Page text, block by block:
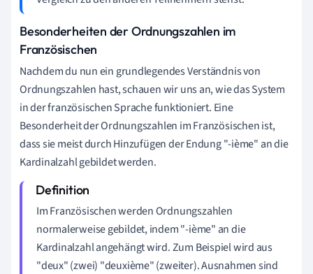
Besonderheiten der Ordnungszahlen im
Französischen
Nachdem du nun ein grundlegendes Verständnis von
Ordnungszahlen hast, schauen wir uns an, wie das System
in der französischen Sprache funktioniert. Eine
Besonderheit der Ordnungszahlen im Französischen ist,
dass sie meist durch Hinzufügen der Endung "-ième" an die
Kardinalzahl gebildet werden.
Im Französischen werden Ordnungszahlen
normalerweise gebildet, indem "-ième" an die
Kardinalzahl angehängt wird. Zum Beispiel wird aus
"deux" (zwei) "deuxième" (zweiter). Ausnahmen sind